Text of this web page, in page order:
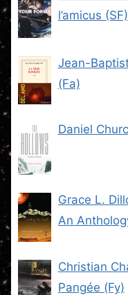
l’amicus (SF)
Jean-
(Fa)
Daniel
Grace L.
An
Christian
Pangée (Fy)